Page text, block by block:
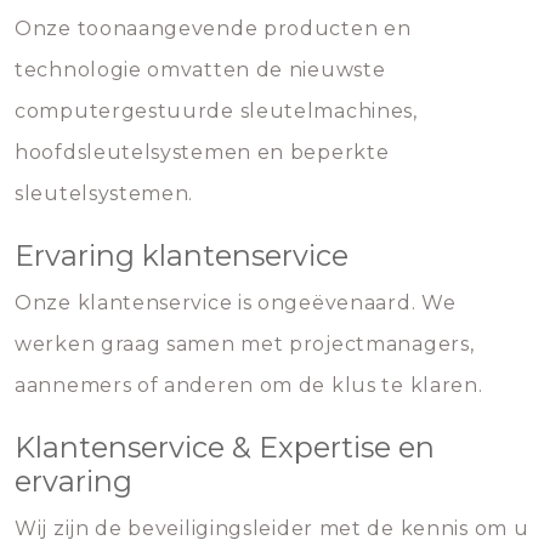
Onze toonaangevende producten en
technologie omvatten de nieuwste
computergestuurde sleutelmachines,
hoofdsleutelsystemen en beperkte
sleutelsystemen.
Ervaring klantenservice
Onze klantenservice is ongeëvenaard. We
werken graag samen met projectmanagers,
aannemers of anderen om de klus te klaren.
Klantenservice & Expertise en
ervaring
Wij zijn de beveiligingsleider met de kennis om u